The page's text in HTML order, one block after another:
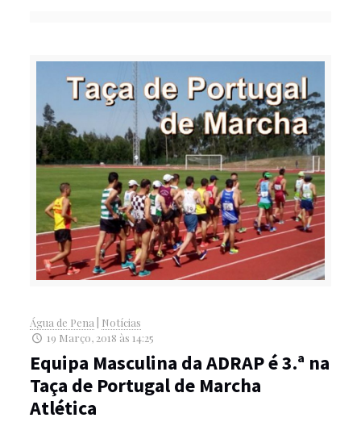
Água de Pena
Notícias
19 Março, 2018 às 14:25
Equipa Masculina da ADRAP é 3.ª na
Taça de Portugal de Marcha
Atlética